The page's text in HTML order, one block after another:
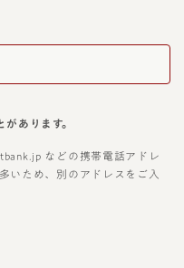
あります。
などの携帯電話アドレ
いため、別のアドレスをご入